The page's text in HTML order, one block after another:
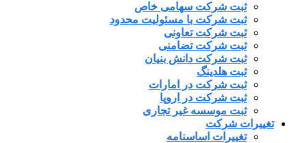
ثبت شرکت سهامی خاص
ثبت شرکت با مسئولیت محدود
ثبت شرکت تعاونی
ثبت شرکت تضامنی
ثبت شرکت دانش بنیان
ثبت هلدینگ
ثبت شرکت در امارات
ثبت شرکت در اروپا
ثبت موسسه غیر تجاری
تغییرات شرکت
تغییرات اساسنامه